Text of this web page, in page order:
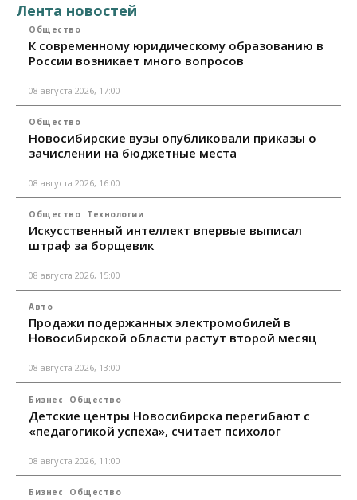
Лента новостей
Общество
К современному юридическому образованию в
России возникает много вопросов
08 августа 2026, 17:00
Общество
Новосибирские вузы опубликовали приказы о
зачислении на бюджетные места
08 августа 2026, 16:00
Общество Технологии
Искусственный интеллект впервые выписал
штраф за борщевик
08 августа 2026, 15:00
Авто
Продажи подержанных электромобилей в
Новосибирской области растут второй месяц
08 августа 2026, 13:00
Бизнес Общество
Детские центры Новосибирска перегибают с
«педагогикой успеха», считает психолог
08 августа 2026, 11:00
Бизнес Общество